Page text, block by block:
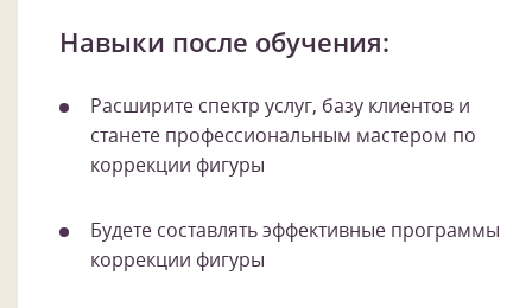
Навыки после обучения:
Расширите спектр услуг, базу клиентов и
станете профессиональным мастером по
коррекции фигуры
Будете составлять эффективные программы
коррекции фигуры